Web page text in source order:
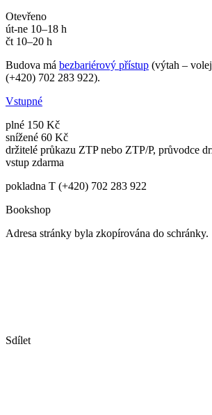
Otevřeno
út-ne 10–18 h
čt 10–20 h
Budova má bezbariérový přístup (výtah –
(+420) 702 283 922).
Vstupné
plné 150 Kč
snížené 60 Kč
držitelé průkazu ZTP nebo ZTP/P, průvodce
vstup zdarma
pokladna T (+420) 702 283 922
Bookshop
Adresa stránky byla zkopírována do schránky.
Sdílet